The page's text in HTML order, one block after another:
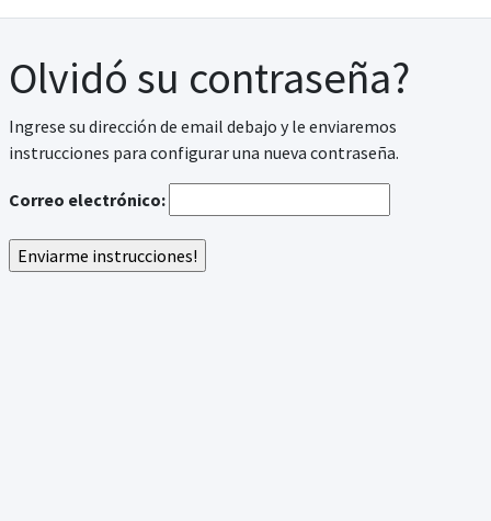
Olvidó su contraseña?
Ingrese su dirección de email debajo y le enviaremos
instrucciones para configurar una nueva contraseña.
Correo electrónico: